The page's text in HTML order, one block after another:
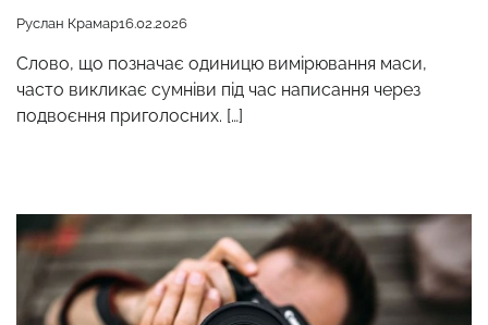
Руслан Крамар16.02.2026
Слово, що позначає одиницю вимірювання маси,
часто викликає сумніви під час написання через
подвоєння приголосних. […]